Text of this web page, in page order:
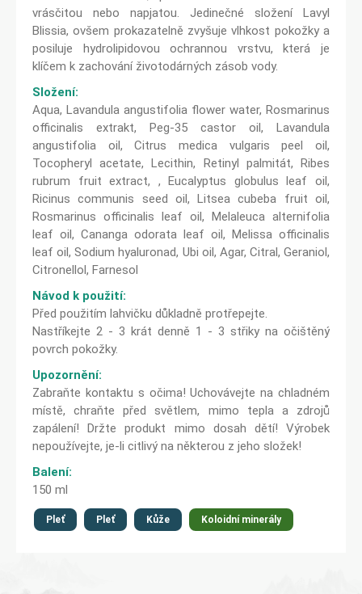
vrásčitou nebo napjatou. Jedinečné složení Lavyl
Blissia, ovšem prokazatelně zvyšuje vlhkost pokožky a
posiluje hydrolipidovou ochrannou vrstvu, která je
klíčem k zachování životodárných zásob vody.
Složení:
Aqua, Lavandula angustifolia flower water, Rosmarinus
officinalis extrakt, Peg-35 castor oil, Lavandula
angustifolia oil, Citrus medica vulgaris peel oil,
Tocopheryl acetate, Lecithin, Retinyl palmitát, Ribes
rubrum fruit extract, , Eucalyptus globulus leaf oil,
Ricinus communis seed oil, Litsea cubeba fruit oil,
Rosmarinus officinalis leaf oil, Melaleuca alternifolia
leaf oil, Cananga odorata leaf oil, Melissa officinalis
leaf oil, Sodium hyaluronad, Ubi oil, Agar, Citral, Geraniol,
Citronellol, Farnesol
Návod k použití:
Před použitím lahvičku důkladně protřepejte.
Nastříkejte 2 - 3 krát denně 1 - 3 střiky na očištěný
povrch pokožky.
Upozornění:
Zabraňte kontaktu s očima! Uchovávejte na chladném
místě, chraňte před světlem, mimo tepla a zdrojů
zapálení! Držte produkt mimo dosah dětí! Výrobek
nepoužívejte, je-li citlivý na některou z jeho složek!
Balení:
150 ml
Pleť Pleť Kůže Koloidní minerály